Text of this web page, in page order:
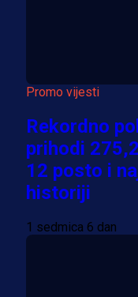
Promo vijesti
Rekordno
prihodi
12 posto i
historiji
1 sedmica 6 dan